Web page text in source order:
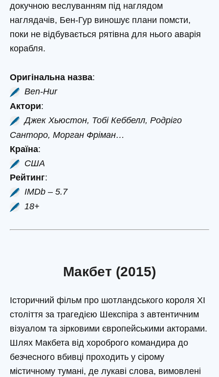
докучною веслуванням під наглядом
наглядачів, Бен-Гур виношує плани помсти,
поки не відбувається рятівна для нього аварія
корабля.
Оригінальна назва:
Ben-Hur
Актори:
Джек Хьюстон, Тобі Кеббелл, Родріго
Санторо, Морган Фріман…
Країна:
США
Рейтинг:
IMDb – 5.7
18+
Макбет (2015)
Історичний фільм про шотландського короля XI
століття за трагедією Шекспіра з автентичним
візуалом та зірковими європейськими акторами.
Шлях Макбета від хороброго командира до
безчесного вбивці проходить у сірому
містичному тумані, де лукаві слова, вимовлені